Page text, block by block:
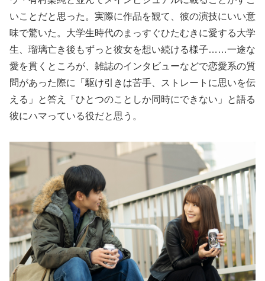
いことだと思った。実際に作品を観て、彼の演技にいい意
味で驚いた。大学生時代のまっすぐひたむきに愛する大学
生、瑠璃亡き後もずっと彼女を想い続ける様子……一途な
愛を貫くところが、雑誌のインタビューなどで恋愛系の質
問があった際に「駆け引きは苦手、ストレートに思いを伝
える」と答え「ひとつのことしか同時にできない」と語る
彼にハマっている役だと思う。